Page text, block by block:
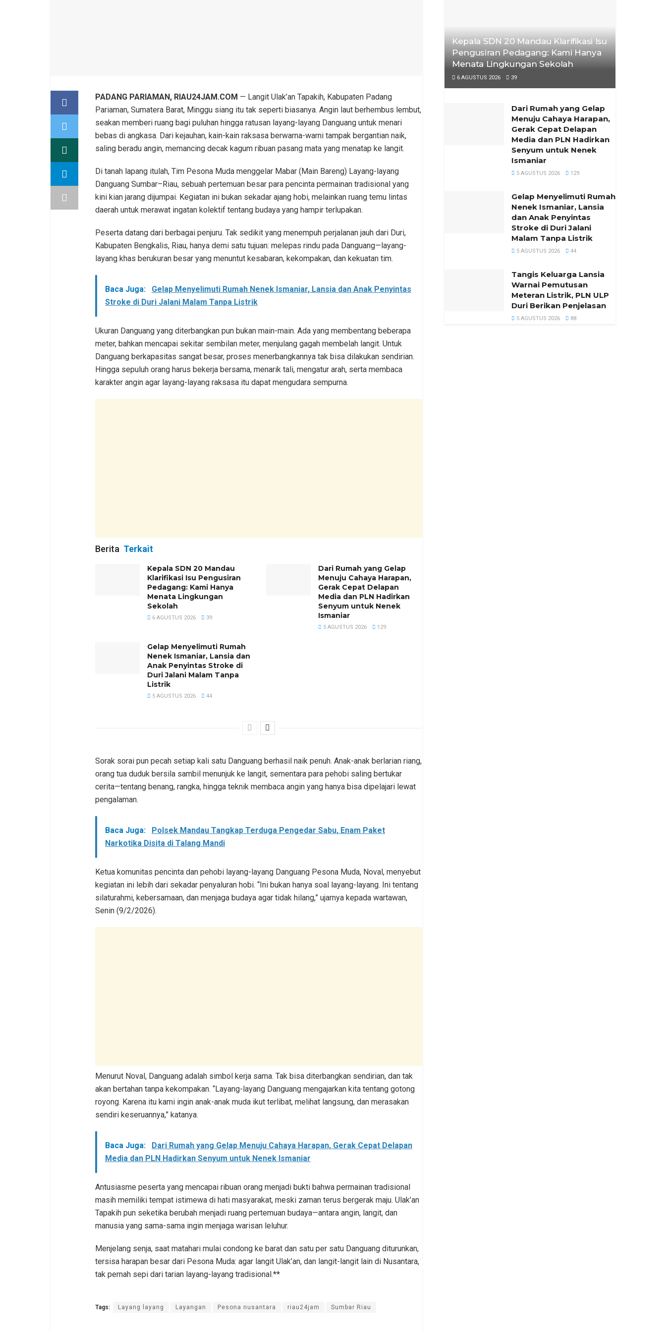
PADANG PARIAMAN, RIAU24JAM.COM — Langit Ulak’an Tapakih, Kabupaten Padang
Pariaman, Sumatera Barat, Minggu siang itu tak seperti biasanya. Angin laut berhembus lembut,
seakan memberi ruang bagi puluhan hingga ratusan layang-layang Danguang untuk menari
bebas di angkasa. Dari kejauhan, kain-kain raksasa berwarna-warni tampak bergantian naik,
saling beradu angin, memancing decak kagum ribuan pasang mata yang menatap ke langit.
Di tanah lapang itulah, Tim Pesona Muda menggelar Mabar (Main Bareng) Layang-layang
Danguang Sumbar–Riau, sebuah pertemuan besar para pencinta permainan tradisional yang
kini kian jarang dijumpai. Kegiatan ini bukan sekadar ajang hobi, melainkan ruang temu lintas
daerah untuk merawat ingatan kolektif tentang budaya yang hampir terlupakan.
Peserta datang dari berbagai penjuru. Tak sedikit yang menempuh perjalanan jauh dari Duri,
Kabupaten Bengkalis, Riau, hanya demi satu tujuan: melepas rindu pada Danguang—layang-
layang khas berukuran besar yang menuntut kesabaran, kekompakan, dan kekuatan tim.
Baca Juga:
Gelap Menyelimuti Rumah Nenek Ismaniar, Lansia dan Anak Penyintas
Stroke di Duri Jalani Malam Tanpa Listrik
Ukuran Danguang yang diterbangkan pun bukan main-main. Ada yang membentang beberapa
meter, bahkan mencapai sekitar sembilan meter, menjulang gagah membelah langit. Untuk
Danguang berkapasitas sangat besar, proses menerbangkannya tak bisa dilakukan sendirian.
Hingga sepuluh orang harus bekerja bersama, menarik tali, mengatur arah, serta membaca
karakter angin agar layang-layang raksasa itu dapat mengudara sempurna.
Berita Terkait
Kepala SDN 20 Mandau
Klarifikasi Isu Pengusiran
Pedagang: Kami Hanya
Menata Lingkungan
Sekolah
6 AGUSTUS 2026 39
Dari Rumah yang Gelap
Menuju Cahaya Harapan,
Gerak Cepat Delapan
Media dan PLN Hadirkan
Senyum untuk Nenek
Ismaniar
5 AGUSTUS 2026 129
Gelap Menyelimuti Rumah
Nenek Ismaniar, Lansia dan
Anak Penyintas Stroke di
Duri Jalani Malam Tanpa
Listrik
5 AGUSTUS 2026 44
Sorak sorai pun pecah setiap kali satu Danguang berhasil naik penuh. Anak-anak berlarian riang,
orang tua duduk bersila sambil menunjuk ke langit, sementara para pehobi saling bertukar
cerita—tentang benang, rangka, hingga teknik membaca angin yang hanya bisa dipelajari lewat
pengalaman.
Baca Juga:
Polsek Mandau Tangkap Terduga Pengedar Sabu, Enam Paket
Narkotika Disita di Talang Mandi
Ketua komunitas pencinta dan pehobi layang-layang Danguang Pesona Muda, Noval, menyebut
kegiatan ini lebih dari sekadar penyaluran hobi. “Ini bukan hanya soal layang-layang. Ini tentang
silaturahmi, kebersamaan, dan menjaga budaya agar tidak hilang,” ujarnya kepada wartawan,
Senin (9/2/2026).
Menurut Noval, Danguang adalah simbol kerja sama. Tak bisa diterbangkan sendirian, dan tak
akan bertahan tanpa kekompakan. “Layang-layang Danguang mengajarkan kita tentang gotong
royong. Karena itu kami ingin anak-anak muda ikut terlibat, melihat langsung, dan merasakan
sendiri keseruannya,” katanya.
Baca Juga:
Dari Rumah yang Gelap Menuju Cahaya Harapan, Gerak Cepat Delapan
Media dan PLN Hadirkan Senyum untuk Nenek Ismaniar
Antusiasme peserta yang mencapai ribuan orang menjadi bukti bahwa permainan tradisional
masih memiliki tempat istimewa di hati masyarakat, meski zaman terus bergerak maju. Ulak’an
Tapakih pun seketika berubah menjadi ruang pertemuan budaya—antara angin, langit, dan
manusia yang sama-sama ingin menjaga warisan leluhur.
Menjelang senja, saat matahari mulai condong ke barat dan satu per satu Danguang diturunkan,
tersisa harapan besar dari Pesona Muda: agar langit Ulak’an, dan langit-langit lain di Nusantara,
tak pernah sepi dari tarian layang-layang tradisional.**
Tags: Layang layang Layangan Pesona nusantara riau24jam Sumbar Riau
Kepala SDN 20 Mandau Klarifikasi Isu
Pengusiran Pedagang: Kami Hanya
Menata Lingkungan Sekolah
6 AGUSTUS 2026 39
Dari Rumah yang Gelap
Menuju Cahaya Harapan,
Gerak Cepat Delapan
Media dan PLN Hadirkan
Senyum untuk Nenek
Ismaniar
5 AGUSTUS 2026 129
Gelap Menyelimuti Rumah
Nenek Ismaniar, Lansia
dan Anak Penyintas
Stroke di Duri Jalani
Malam Tanpa Listrik
5 AGUSTUS 2026 44
Tangis Keluarga Lansia
Warnai Pemutusan
Meteran Listrik, PLN ULP
Duri Berikan Penjelasan
5 AGUSTUS 2026 88